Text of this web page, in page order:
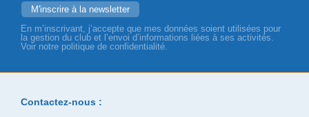
En m’inscrivant, j’accepte que mes données soient utilisées pour
la gestion du club et l’envoi d’informations liées à ses activités.
Voir notre politique de confidentialité.
Contactez-nous :